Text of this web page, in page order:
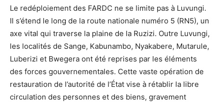
Le redéploiement des FARDC ne se limite pas à Luvungi.
Il s’étend le long de la route nationale numéro 5 (RN5), un
axe vital qui traverse la plaine de la Ruzizi. Outre Luvungi,
les localités de Sange, Kabunambo, Nyakabere, Mutarule,
Luberizi et Bwegera ont été reprises par les éléments
des forces gouvernementales. Cette vaste opération de
restauration de l’autorité de l’État vise à rétablir la libre
circulation des personnes et des biens, gravement